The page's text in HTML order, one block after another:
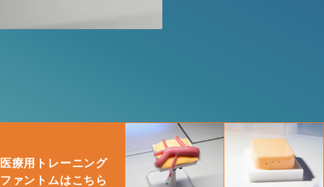
医療用トレーニング
ファントムはこちら